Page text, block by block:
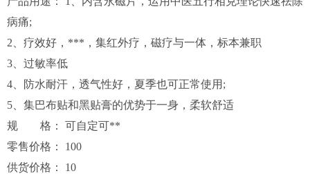
病痛;
2、疗效好，***，集红外疗，磁疗与一体，标本兼职
3、过敏率低
4、防水耐汗，透气性好，夏季也可正常使用;
5、集巴布贴和黑贴膏的优势于一身，柔软舒适
规 格： 可自定可**
零售价格： 100
供货价格： 10